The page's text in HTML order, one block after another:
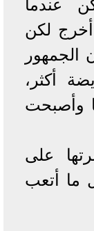
عندما
لكن
أكثر،
وأصبحت
على
ما أتعب